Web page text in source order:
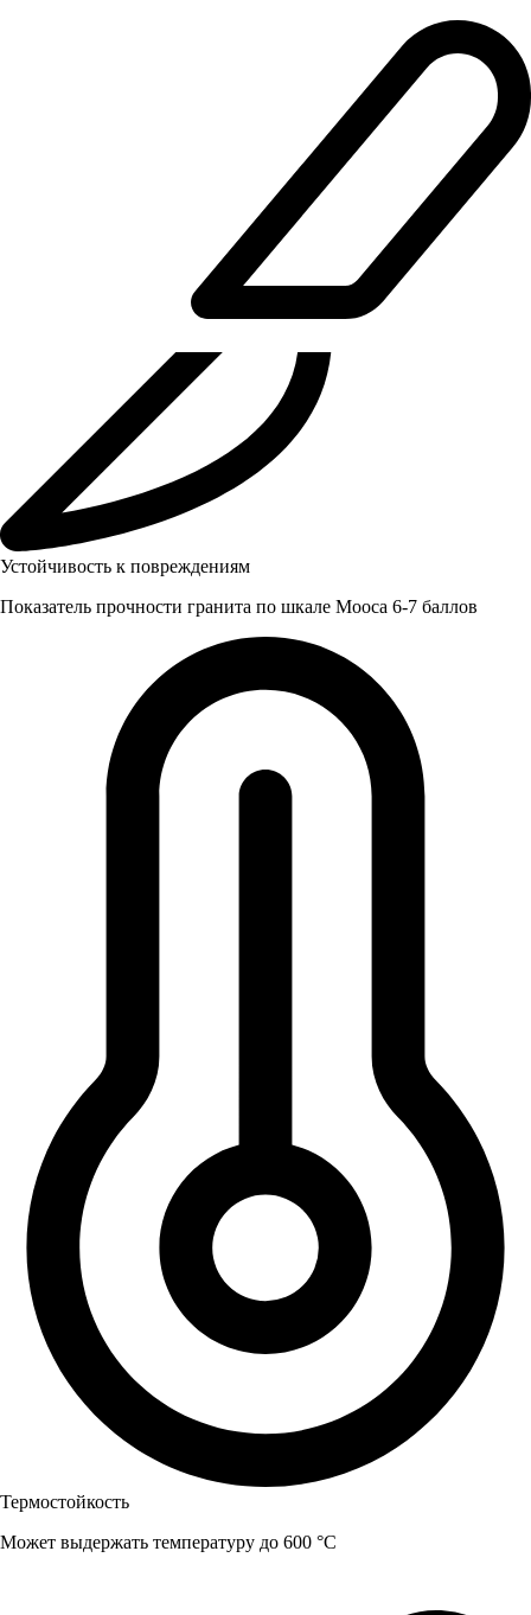
Устойчивость к повреждениям
Показатель прочности гранита по шкале Мооса 6-7 баллов
Термостойкость
Может выдержать температуру до 600 °C